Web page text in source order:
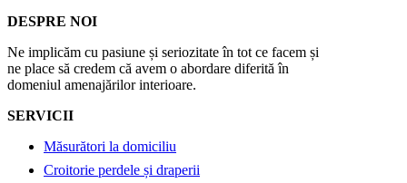
DESPRE NOI
Ne implicăm cu pasiune și seriozitate în tot ce facem și
ne place să credem că avem o abordare diferită în
domeniul amenajărilor interioare.
SERVICII
Măsurători la domiciliu
Croitorie perdele și draperii